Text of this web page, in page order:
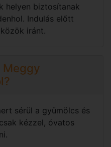
helyen biztosítanak
Indulás előtt
iránt.
Meggy
sérül a gyümölcs és
kézzel, óvatos